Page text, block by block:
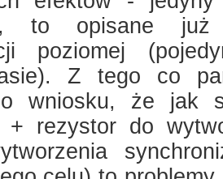
to opisane już
poziomej
Z tego co
wniosku, że jak
+ rezystor do